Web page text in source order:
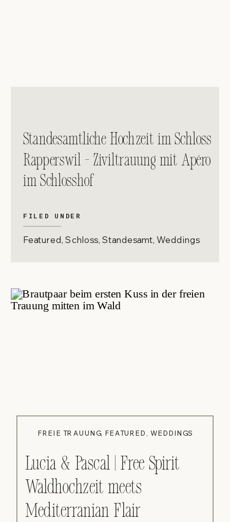
Featured,Schloss, Standesamt,Weddings
FILED UNDER
Standesamtliche Hochzeit im Schloss
Rapperswil – Ziviltrauung mit Apéro
im Schlosshof
Lucia & Pascal | Free Spirit
Waldhochzeit meets
Mediterranian Flair
FREIE TRAUUNG, FEATURED WEDDINGS